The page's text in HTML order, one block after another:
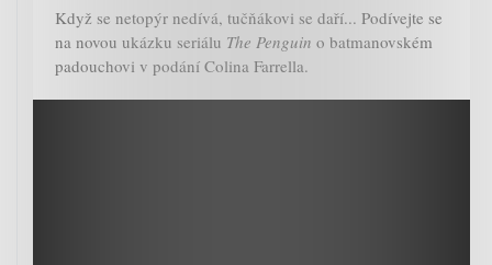
Když se netopýr nedívá, tučňákovi se daří... Podívejte se
na novou ukázku seriálu The Penguin o batmanovském
padouchovi v podání Colina Farrella.